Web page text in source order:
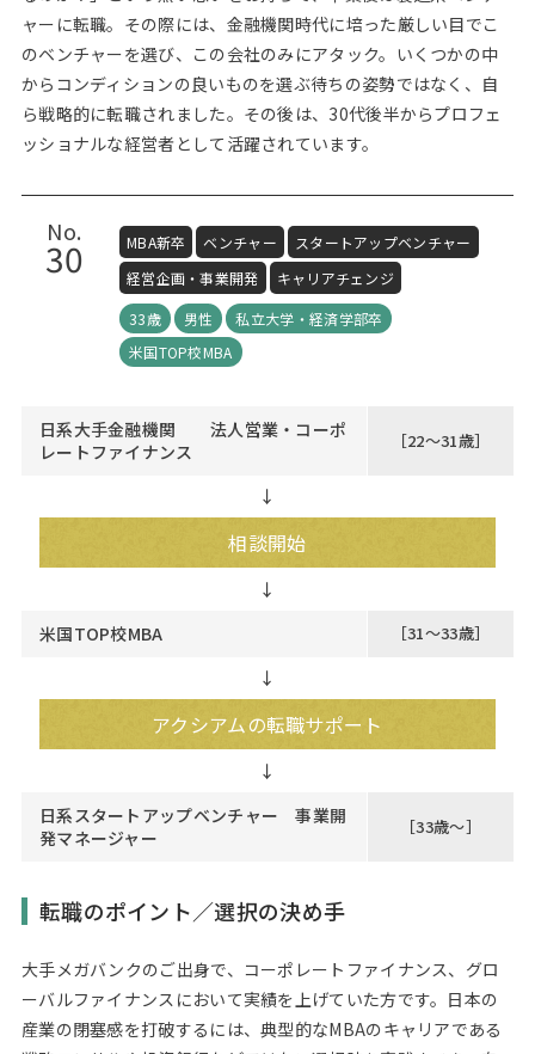
ャーに転職。その際には、金融機関時代に培った厳しい目でこ
のベンチャーを選び、この会社のみにアタック。いくつかの中
からコンディションの良いものを選ぶ待ちの姿勢ではなく、自
ら戦略的に転職されました。その後は、30代後半からプロフェ
ッショナルな経営者として活躍されています。
No.
30 MBA新卒 ベンチャー
スタートアップベンチャー
経営企画・事業開発
キャリアチェンジ
33歳
男性
私立大学・経済学部卒
米国TOP校MBA
日系大手金融機関 法人営業・コーポ
レートファイナンス
［22～31歳］
↓
相談開始
米国TOP校MBA ［31～33歳］
↓
アクシアムの転職サポート
日系スタートアップベンチャー 事業開
発マネージャー
［33歳～］
転職のポイント／選択の決め手
大手メガバンクのご出身で、コーポレートファイナンス、グロ
ーバルファイナンスにおいて実績を上げていた方です。日本の
産業の閉塞感を打破するには、典型的なMBAのキャリアである